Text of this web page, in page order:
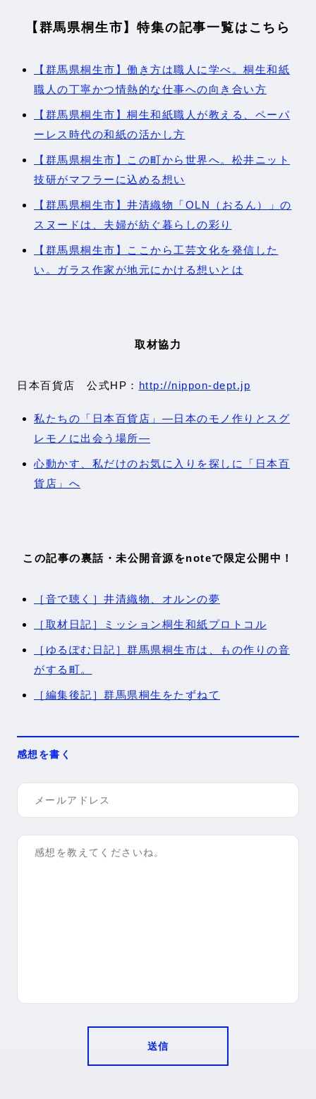
【群馬県桐生市】特集の記事一覧はこちら
【群馬県桐生市】働き方は職人に学べ。桐生和紙
職人の丁寧かつ情熱的な仕事への向き合い方
【群馬県桐生市】桐生和紙職人が教える、ペーパ
ーレス時代の和紙の活かし方
【群馬県桐生市】この町から世界へ。松井ニット
技研がマフラーに込める想い
【群馬県桐生市】井清織物「OLN（おるん）」の
スヌードは、夫婦が紡ぐ暮らしの彩り
【群馬県桐生市】ここから工芸文化を発信した
い。ガラス作家が地元にかける想いとは
取材協力
日本百貨店 公式HP： http://nippon-dept.jp
私たちの「日本百貨店」―日本のモノ作りとスグ
レモノに出会う場所―
心動かす、私だけのお気に入りを探しに「日本百
貨店」へ
この記事の裏話・未公開音源をnoteで限定公開中！
［音で聴く］井清織物、オルンの夢
［取材日記］ミッション桐生和紙プロトコル
［ゆるぽむ日記］群馬県桐生市は、もの作りの音
がする町。
［編集後記］群馬県桐生をたずねて
感想を書く
送信